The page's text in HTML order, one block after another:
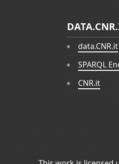
data.CNR.it
SPARQL
CNR.it